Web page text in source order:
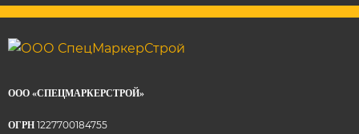
ООО «СПЕЦМАРКЕРСТРОЙ»
ОГРН 1227700184755